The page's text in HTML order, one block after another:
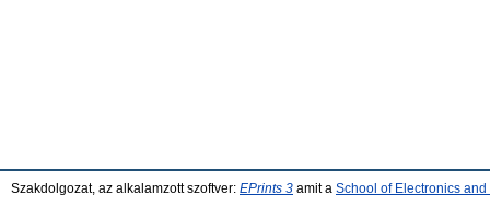
Szakdolgozat, az alkalamzott szoftver: EPrints 3 amit a School of Electronics